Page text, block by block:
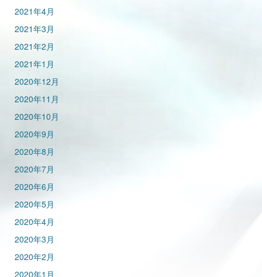
2021年4月
2021年3月
2021年2月
2021年1月
2020年12月
2020年11月
2020年10月
2020年9月
2020年8月
2020年7月
2020年6月
2020年5月
2020年4月
2020年3月
2020年2月
2020年1月